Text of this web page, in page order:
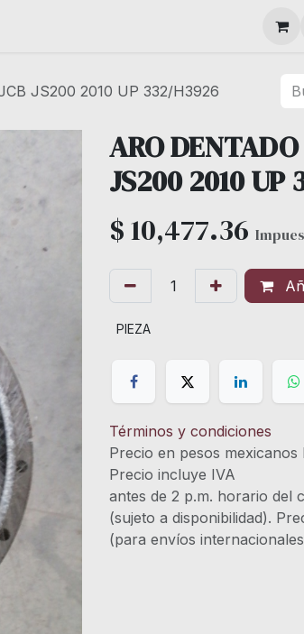
JS200 2010 UP 332/H3926
ARO
JS200 2010 UP
$10,477.36
PIEZA
Términos y condiciones
Precio en pesos mexicanos
Precio incluye
antes de 2 p.m. horario del
(sujeto a disponibilidad).
(para envíos